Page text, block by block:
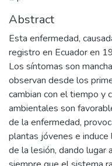
Abstract
Esta enfermedad,
registro en Ecuador en
Los síntomas son
observan desde los
cambian con el tiempo y
ambientales son
de la enfermedad,
plantas jóvenes e
de la lesión, dando lugar